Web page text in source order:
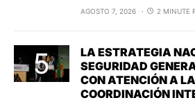
AGOSTO 7, 2026 2 MINUTE
LA ESTRATEGIA
SEGURIDAD
CON ATENCIÓN A
COORDINACIÓN